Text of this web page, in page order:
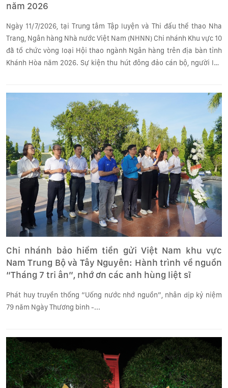
năm 2026
Ngày 11/7/2026, tại Trung tâm Tập luyện và Thi đấu thể thao Nha
Trang, Ngân hàng Nhà nước Việt Nam (NHNN) Chi nhánh Khu vực 10
đã tổ chức vòng loại Hội thao ngành Ngân hàng trên địa bàn tỉnh
Khánh Hòa năm 2026. Sự kiện thu hút đông đảo cán bộ, người lao
Chi nhánh bảo hiểm tiền gửi Việt Nam khu vực
Nam Trung Bộ và Tây Nguyên: Hành trình về nguồn
“Tháng 7 tri ân”, nhớ ơn các anh hùng liệt sĩ
Phát huy truyền thống “Uống nước nhớ nguồn”, nhân dịp kỷ niệm
79 năm Ngày Thương binh -...